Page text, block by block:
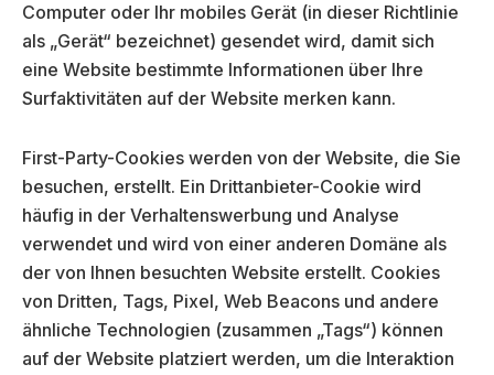
Computer oder Ihr mobiles Gerät (in dieser Richtlinie
als „Gerät“ bezeichnet) gesendet wird, damit sich
eine Website bestimmte Informationen über Ihre
Surfaktivitäten auf der Website merken kann.
First-Party-Cookies werden von der Website, die Sie
besuchen, erstellt. Ein Drittanbieter-Cookie wird
häufig in der Verhaltenswerbung und Analyse
verwendet und wird von einer anderen Domäne als
der von Ihnen besuchten Website erstellt. Cookies
von Dritten, Tags, Pixel, Web Beacons und andere
ähnliche Technologien (zusammen „Tags“) können
auf der Website platziert werden, um die Interaktion